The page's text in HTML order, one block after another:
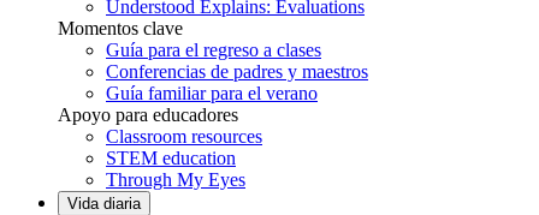
Understood Explains: Evaluations
Momentos clave
Guía para el regreso a clases
Conferencias de padres y maestros
Guía familiar para el verano
Apoyo para educadores
Classroom resources
STEM education
Through My Eyes
Vida diaria